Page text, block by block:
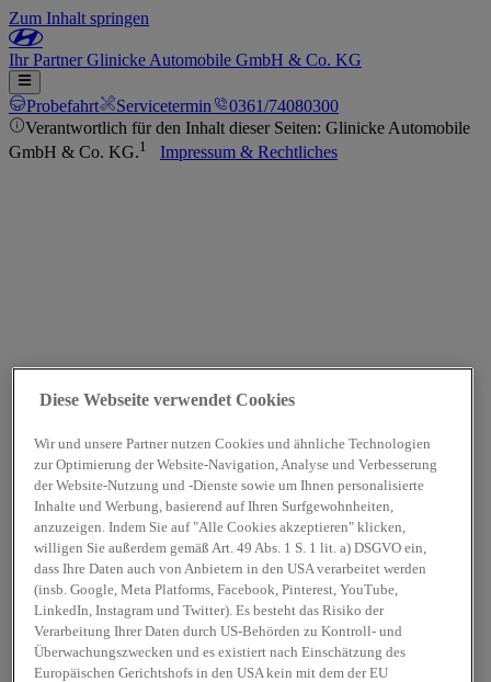
Zum Inhalt springen
IhrPartnerGlinicke Automobile GmbH & Co. KG
Probefahrt Servicetermin
0361/74080300
Verantwortlich für den Inhalt dieser Seiten: Glinicke Automobile
GmbH & Co. KG.1 Impressum & Rechtliches
Diese Webseite verwendet Cookies
Wir und unsere Partner nutzen Cookies und ähnliche Technologien
zur Optimierung der Website-Navigation, Analyse und Verbesserung
der Website-Nutzung und -Dienste sowie um Ihnen personalisierte
Inhalte und Werbung, basierend auf Ihren Surfgewohnheiten,
anzuzeigen. Indem Sie auf "Alle Cookies akzeptieren" klicken,
willigen Sie außerdem gemäß Art. 49 Abs. 1 S. 1 lit. a) DSGVO ein,
dass Ihre Daten auch von Anbietern in den USA verarbeitet werden
(insb. Google, Meta Platforms, Facebook, Pinterest, YouTube,
LinkedIn, Instagram und Twitter). Es besteht das Risiko der
Verarbeitung Ihrer Daten durch US-Behörden zu Kontroll- und
Überwachungszwecken und es existiert nach Einschätzung des
Europäischen Gerichtshofs in den USA kein mit dem der EU